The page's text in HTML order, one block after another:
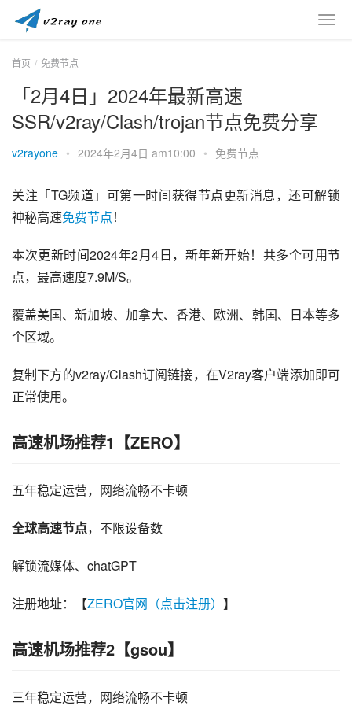
首页 免费节点
「2月4日」2024年最新高速
SSR/v2ray/Clash/trojan节点免费分享
v2rayone • 2024年2月4日 am10:00 • 免费节点
关注「TG频道」可第一时间获得节点更新消息，还可解锁
神秘高速免费节点！
本次更新时间2024年2月4日，新年新开始！共多个可用节
点，最高速度7.9M/S。
覆盖美国、新加坡、加拿大、香港、欧洲、韩国、日本等多
个区域。
复制下方的v2ray/Clash订阅链接，在V2ray客户端添加即可
正常使用。
高速机场推荐1【ZERO】
五年稳定运营，网络流畅不卡顿
全球高速节点，不限设备数
解锁流媒体、chatGPT
注册地址：【ZERO官网（点击注册） 】
高速机场推荐2【gsou】
三年稳定运营，网络流畅不卡顿